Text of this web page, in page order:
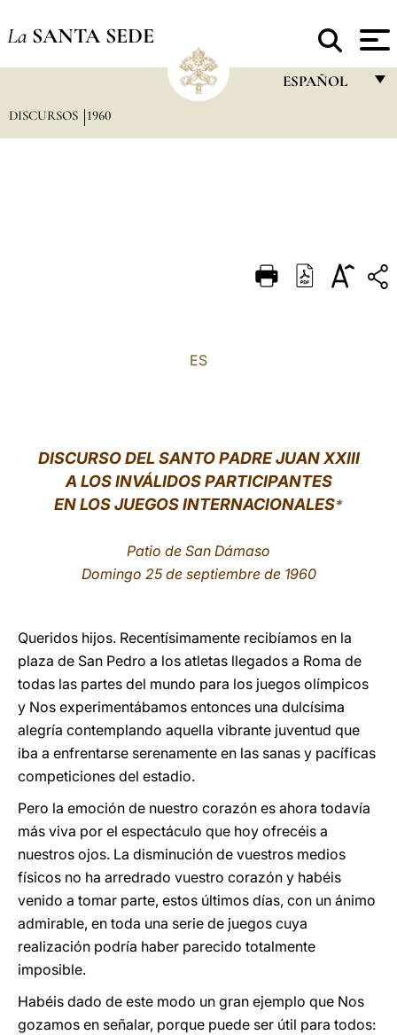
La SANTA SEDE
ESPAÑOL
DEUTSCH
DISCURSOS 1960
ES
DISCURSO DEL SANTO PADRE JUAN XXIII
A LOS INVÁLIDOS PARTICIPANTES
EN LOS JUEGOS INTERNACIONALES*
Patio de San Dámaso
Domingo 25 de septiembre de 1960
Queridos hijos. Recentísimamente recibíamos en la
plaza de San Pedro a los atletas llegados a Roma de
todas las partes del mundo para los juegos olímpicos
y Nos experimentábamos entonces una dulcísima
alegría contemplando aquella vibrante juventud que
iba a enfrentarse serenamente en las sanas y pacíficas
competiciones del estadio.
Pero la emoción de nuestro corazón es ahora todavía
más viva por el espectáculo que hoy ofrecéis a
nuestros ojos. La disminución de vuestros medios
físicos no ha arredrado vuestro corazón y habéis
venido a tomar parte, estos últimos días, con un ánimo
admirable, en toda una serie de juegos cuya
realización podría haber parecido totalmente
imposible.
Habéis dado de este modo un gran ejemplo que Nos
gozamos en señalar, porque puede ser útil para todos: